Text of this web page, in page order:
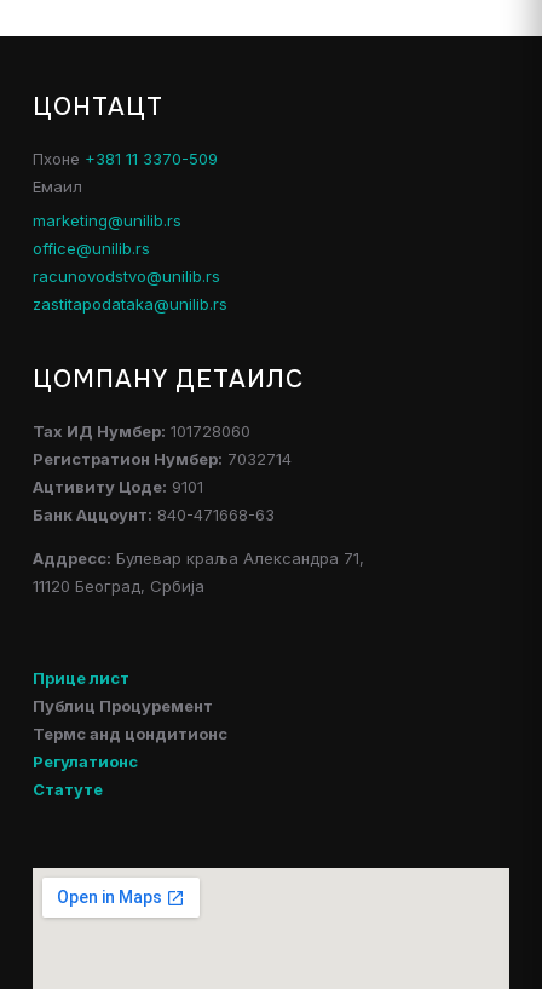
ЦОНТАЦТ
Пхоне +381 11 3370-509
Емаил
marketing@unilib.rs
office@unilib.rs
racunovodstvo@unilib.rs
zastitapodataka@unilib.rs
ЦОМПАНY ДЕТАИЛС
Таx ИД Нумбер: 101728060
Регистратион Нумбер: 7032714
Ацтивитy Цоде: 9101
Банк Аццоунт: 840-471668-63
Аддресс: Булевар краља Александра 71,
11120 Београд, Србија
Прице лист
Публиц Процуремент
Термс анд цондитионс
Регулатионс
Статуте